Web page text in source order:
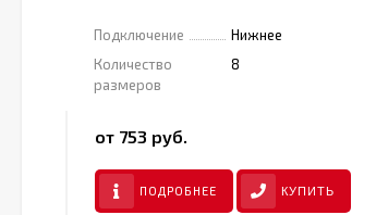
Подключение
Нижнее
Количество
размеров
8
от 753 руб.
ПОДРОБНЕЕ КУПИТЬ